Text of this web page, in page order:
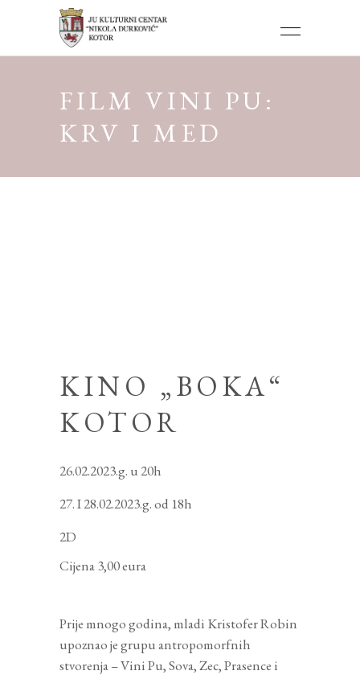
FILM VINI PU:
KRV I MED
KINO „BOKA“
KOTOR
26.02.2023.g. u 20h
I 28.02.2023.g. od 18h
2D
Cijena 3,00 eura
Prije mnogo godina, mladi Kristofer Robin
upoznao je grupu antropomorfnih
stvorenja – Vini Pu, Sova, Zec, Prasence i